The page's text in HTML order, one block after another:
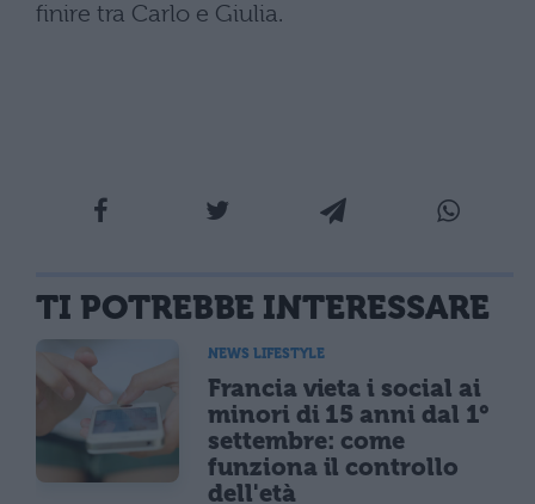
finire tra Carlo e Giulia.
TI POTREBBE INTERESSARE
NEWS LIFESTYLE
Francia vieta i social ai
minori di 15 anni dal 1°
settembre: come
funziona il controllo
dell'età